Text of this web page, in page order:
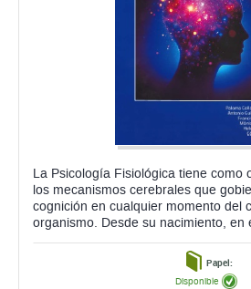
La Psicología Fisiológica tiene como
los mecanismos cerebrales que
cognición en cualquier momento del
organismo. Desde su nacimiento, en
Papel:
Disponible